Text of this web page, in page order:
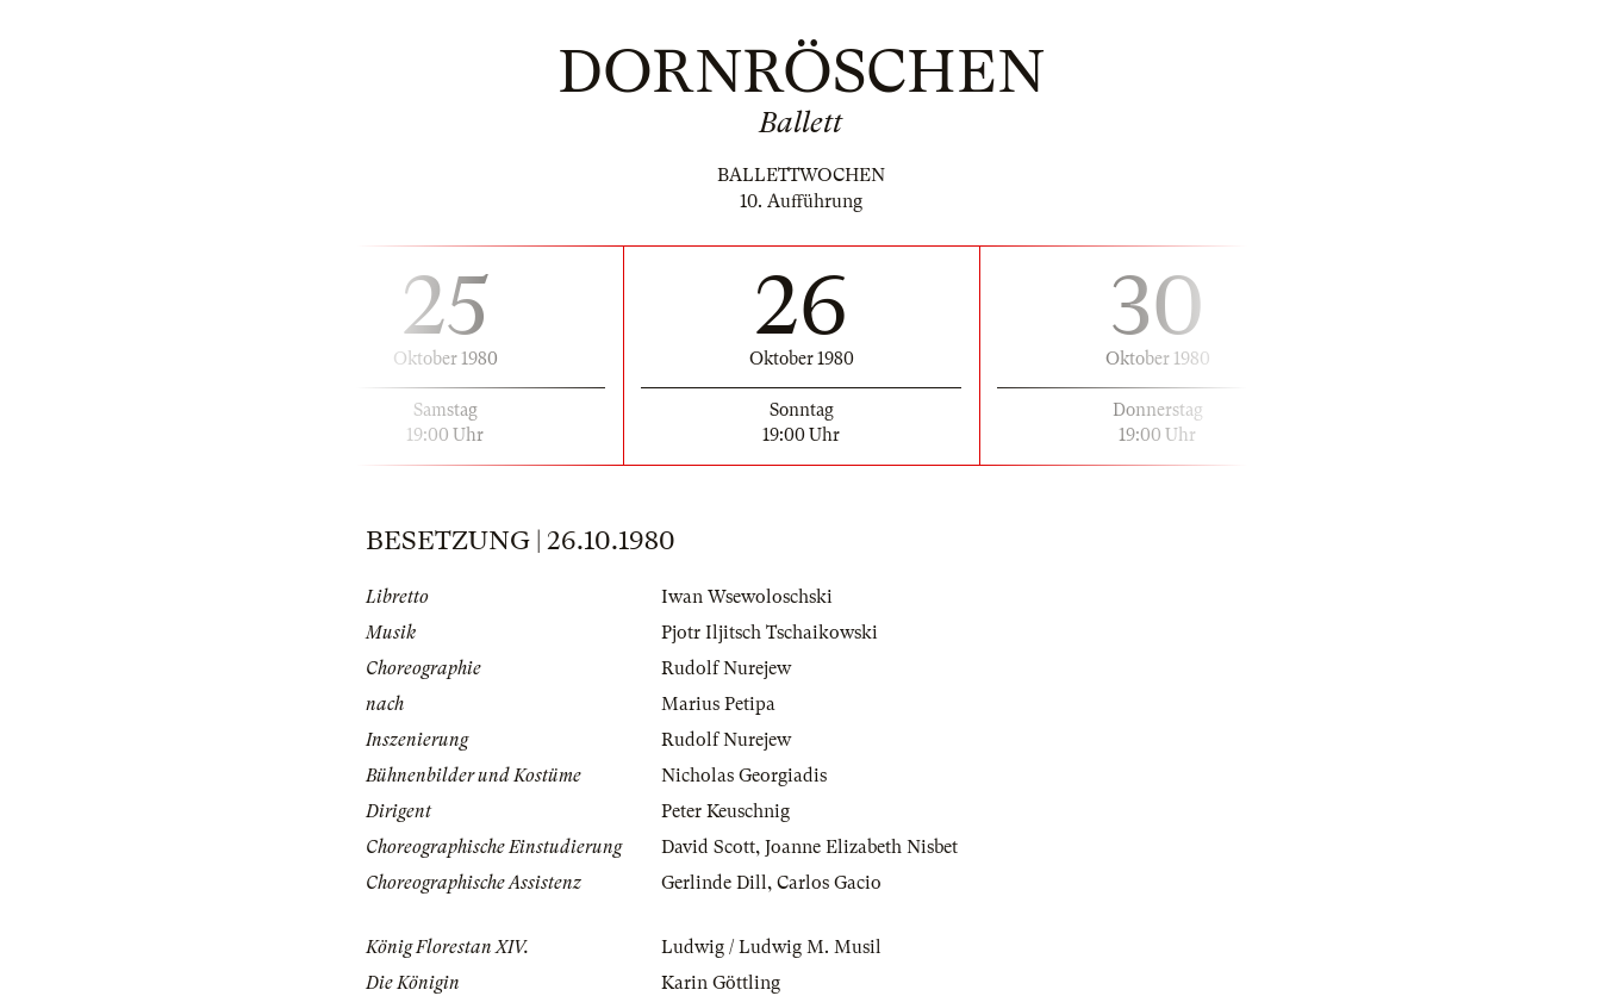
DORNRÖSCHEN
Ballett
BALLETTWOCHEN
10. Aufführung
25
Oktober 1980
Samstag
19:00 Uhr
26
Oktober 1980
Sonntag
19:00 Uhr
30
Oktober 1980
Donnerstag
19:00 Uhr
BESETZUNG | 26.10.1980
Libretto
Iwan Wsewoloschski
Musik
Pjotr Iljitsch Tschaikowski
Choreographie
Rudolf Nurejew
nach
Marius Petipa
Inszenierung
Rudolf Nurejew
Bühnenbilder und Kostüme
Nicholas Georgiadis
Dirigent
Peter Keuschnig
Choreographische Einstudierung
David Scott, Joanne Elizabeth Nisbet
Choreographische Assistenz
Gerlinde Dill, Carlos Gacio
König Florestan XIV.
Ludwig / Ludwig M. Musil
Die Königin
Karin Göttling